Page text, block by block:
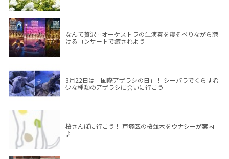
なんて贅沢…オーケストラの生演奏を寝そべりながら聴
けるコンサートで癒されよう
3月22日は「国際アザラシの日」！ シーパラでくらす希
少な種類のアザラシに会いに行こう
桜さんぽに行こう！ 戸塚区の桜並木をウナシーが案内
♪